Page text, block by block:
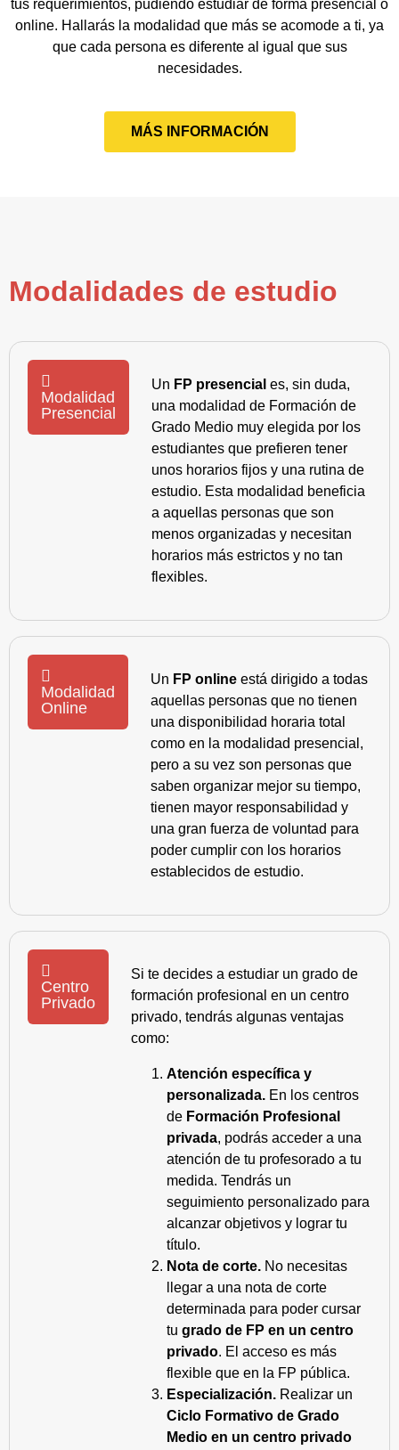
tus requerimientos, pudiendo estudiar de forma presencial o
online. Hallarás la modalidad que más se acomode a ti, ya
que cada persona es diferente al igual que sus
necesidades.
MÁS INFORMACIÓN
Modalidades de estudio
Modalidad
Presencial
Un FP presencial es, sin duda,
una modalidad de Formación de
Grado Medio muy elegida por los
estudiantes que prefieren tener
unos horarios fijos y una rutina de
estudio. Esta modalidad beneficia
a aquellas personas que son
menos organizadas y necesitan
horarios más estrictos y no tan
flexibles.
Modalidad
Online
Un FP online está dirigido a todas
aquellas personas que no tienen
una disponibilidad horaria total
como en la modalidad presencial,
pero a su vez son personas que
saben organizar mejor su tiempo,
tienen mayor responsabilidad y
una gran fuerza de voluntad para
poder cumplir con los horarios
establecidos de estudio.
Centro
Privado
Si te decides a estudiar un grado de
formación profesional en un centro
privado, tendrás algunas ventajas
como:
Atención específica y
personalizada. En los centros
de Formación Profesional
privada, podrás acceder a una
atención de tu profesorado a tu
medida. Tendrás un
seguimiento personalizado para
alcanzar objetivos y lograr tu
título.
Nota de corte. No necesitas
llegar a una nota de corte
determinada para poder cursar
tu grado de FP en un centro
privado. El acceso es más
flexible que en la FP pública.
Especialización. Realizar un
Ciclo Formativo de Grado
Medio en un centro privado